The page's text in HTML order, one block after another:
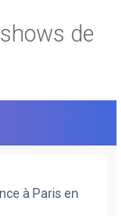
de
à Paris en